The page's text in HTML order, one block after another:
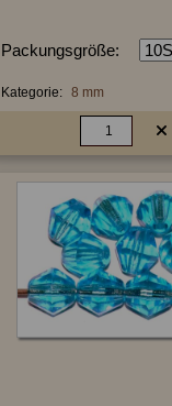
Packungsgröße:
Kategorie: 8 mm